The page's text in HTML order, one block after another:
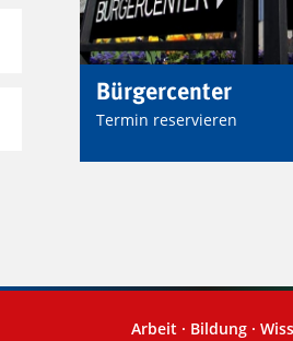
Bürgercenter
Termin reservieren
Arbeit · Bildung ·